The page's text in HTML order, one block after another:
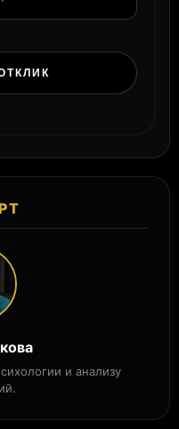
и анализу